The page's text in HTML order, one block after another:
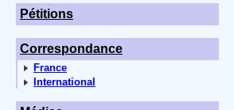
Pétitions
Correspondance
France
International